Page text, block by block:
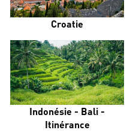
Croatie
Indonésie - Bali -
Itinérance